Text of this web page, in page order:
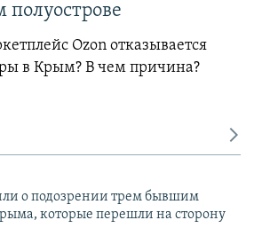
Ozon отказывается
в Крым? В чем причина?
о подозрении трем бывшим
которые перешли на сторону